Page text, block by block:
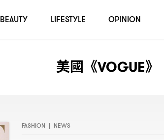
美國《VOGUE》
FASHION | NEWS
BEAUTY LIFESTYLE OPINION